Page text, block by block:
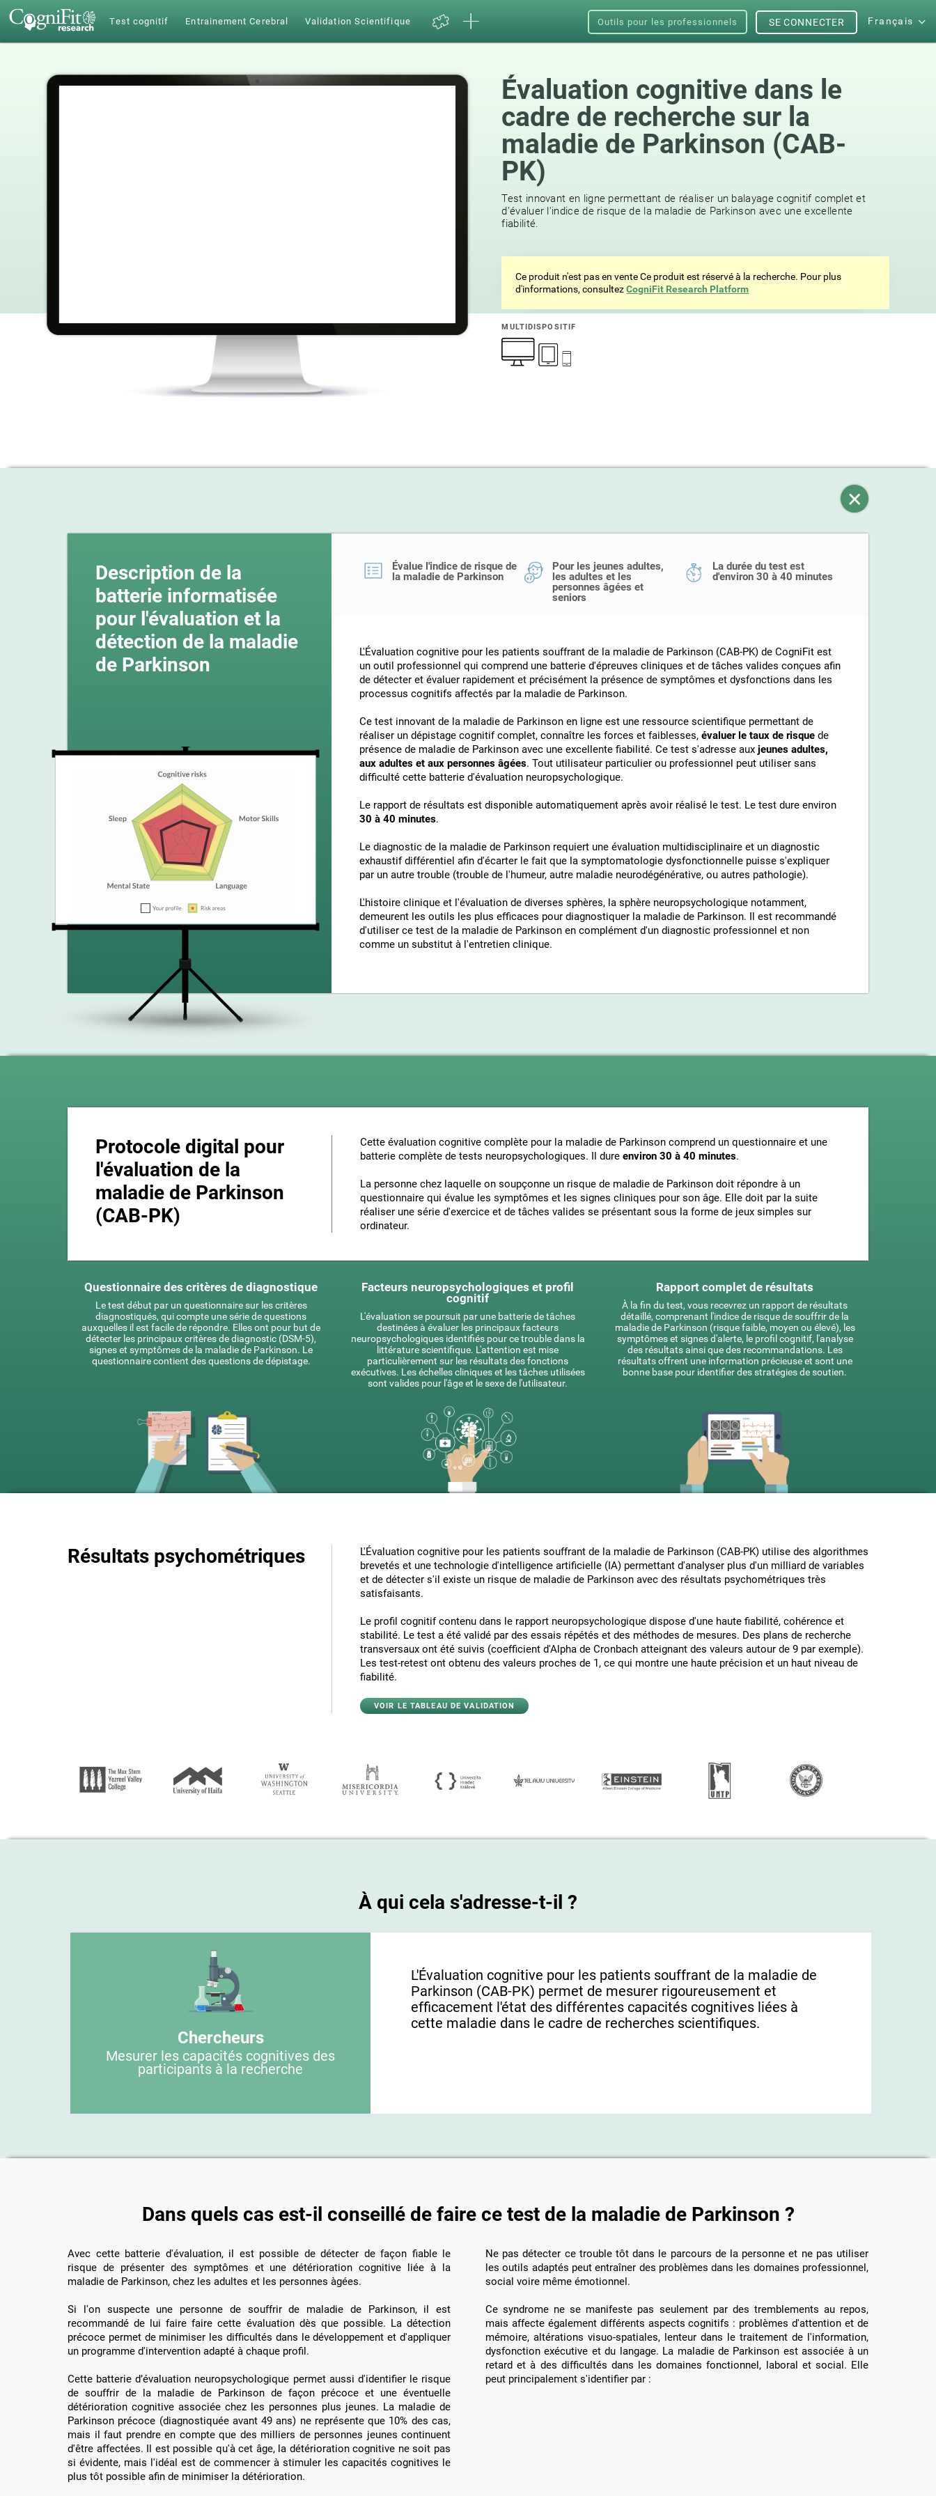
Test cognitif Entrainement Cerebral Validation Scientifique Outils pour les professionnels Français
SE CONNECTER
Évaluation cognitive dans le
cadre de recherche sur la
maladie de Parkinson (CAB-
PK)
Test innovant en ligne permettant de réaliser un balayage cognitif complet et
d'évaluer l'indice de risque de la maladie de Parkinson avec une excellente
fiabilité.
Ce produit n'est pas en vente Ce produit est réservé à la recherche. Pour plus
d'informations, consultezCogniFit Research Platform
MULTIDISPOSITIF
Description de la
batterie informatisée
pour l'évaluation et la
détection de la maladie
de Parkinson
Évalue l'indice de risque de
la maladie de Parkinson
Pour les jeunes adultes,
les adultes et les
personnes âgées et
seniors
La durée du test est
d'environ 30 à 40 minutes
L'Évaluation cognitive pour les patients souffrant de la maladie de Parkinson (CAB-PK) de CogniFit est
un outil professionnel qui comprend une batterie d'épreuves cliniques et de tâches valides conçues afin
de détecter et évaluer rapidement et précisément la présence de symptômes et dysfonctions dans les
processus cognitifs affectés par la maladie de Parkinson.
Ce test innovant de la maladie de Parkinson en ligne est une ressource scientifique permettant de
réaliser un dépistage cognitif complet, connaître les forces et faiblesses, évaluer le taux de risque de
présence de maladie de Parkinson avec une excellente fiabilité. Ce test s'adresse aux jeunes adultes,
aux adultes et aux personnes âgées. Tout utilisateur particulier ou professionnel peut utiliser sans
difficulté cette batterie d'évaluation neuropsychologique.
Le rapport de résultats est disponible automatiquement après avoir réalisé le test. Le test dure environ
30 à 40 minutes.
Le diagnostic de la maladie de Parkinson requiert une évaluation multidisciplinaire et un diagnostic
exhaustif différentiel afin d'écarter le fait que la symptomatologie dysfonctionnelle puisse s'expliquer
par un autre trouble (trouble de l'humeur, autre maladie neurodégénérative, ou autres pathologie).
L'histoire clinique et l'évaluation de diverses sphères, la sphère neuropsychologique notamment,
demeurent les outils les plus efficaces pour diagnostiquer la maladie de Parkinson. Il est recommandé
d'utiliser ce test de la maladie de Parkinson en complément d'un diagnostic professionnel et non
comme un substitut à l'entretien clinique.
Protocole digital pour
l'évaluation de la
maladie de Parkinson
(CAB-PK)
Cette évaluation cognitive complète pour la maladie de Parkinson comprend un questionnaire et une
batterie complète de tests neuropsychologiques. Il dure environ 30 à 40 minutes.
La personne chez laquelle on soupçonne un risque de maladie de Parkinson doit répondre à un
questionnaire qui évalue les symptômes et les signes cliniques pour son âge. Elle doit par la suite
réaliser une série d'exercice et de tâches valides se présentant sous la forme de jeux simples sur
ordinateur.
Questionnaire des critères de diagnostique
Le test début par un questionnaire sur les critères
diagnostiqués, qui compte une série de questions
auxquelles il est facile de répondre. Elles ont pour but de
détecter les principaux critères de diagnostic (DSM-5),
signes et symptômes de la maladie de Parkinson. Le
questionnaire contient des questions de dépistage.
Facteurs neuropsychologiques et profil
cognitif
L'évaluation se poursuit par une batterie de tâches
destinées à évaluer les principaux facteurs
neuropsychologiques identifiés pour ce trouble dans la
littérature scientifique. L'attention est mise
particulièrement sur les résultats des fonctions
exécutives. Les échelles cliniques et les tâches utilisées
sont valides pour l'âge et le sexe de l'utilisateur.
Rapport complet de résultats
À la fin du test, vous recevrez un rapport de résultats
détaillé, comprenant l'indice de risque de souffrir de la
maladie de Parkinson (risque faible, moyen ou élevé), les
symptômes et signes d'alerte, le profil cognitif, l'analyse
des résultats ainsi que des recommandations. Les
résultats offrent une information précieuse et sont une
bonne base pour identifier des stratégies de soutien.
Résultats psychométriques
L'Évaluation cognitive pour les patients souffrant de la maladie de Parkinson (CAB-PK) utilise des algorithmes
brevetés et une technologie d'intelligence artificielle (IA) permettant d'analyser plus d'un milliard de variables
et de détecter s'il existe un risque de maladie de Parkinson avec des résultats psychométriques très
satisfaisants.
Le profil cognitif contenu dans le rapport neuropsychologique dispose d'une haute fiabilité, cohérence et
stabilité. Le test a été validé par des essais répétés et des méthodes de mesures. Des plans de recherche
transversaux ont été suivis (coefficient d'Alpha de Cronbach atteignant des valeurs autour de 9 par exemple).
Les test-retest ont obtenu des valeurs proches de 1, ce qui montre une haute précision et un haut niveau de
fiabilité.
VOIR LE TABLEAU DE VALIDATION
À qui cela s'adresse-t-il ?
Chercheurs
Mesurer les capacités cognitives des
participants à la recherche
L'Évaluation cognitive pour les patients souffrant de la maladie de
Parkinson (CAB-PK) permet de mesurer rigoureusement et
efficacement l'état des différentes capacités cognitives liées à
cette maladie dans le cadre de recherches scientifiques.
Dans quels cas est-il conseillé de faire ce test de la maladie de Parkinson ?
Avec cette batterie d'évaluation, il est possible de détecter de façon fiable le
risque de présenter des symptômes et une détérioration cognitive liée à la
maladie de Parkinson, chez les adultes et les personnes àgées.
Si l'on suspecte une personne de souffrir de maladie de Parkinson, il est
recommandé de lui faire faire cette évaluation dès que possible. La détection
précoce permet de minimiser les difficultés dans le développement et d'appliquer
un programme d'intervention adapté à chaque profil.
Cette batterie d’évaluation neuropsychologique permet aussi d'identifier le risque
de souffrir de la maladie de Parkinson de façon précoce et une éventuelle
détérioration cognitive associée chez les personnes plus jeunes. La maladie de
Parkinson précoce (diagnostiquée avant 49 ans) ne représente que 10% des cas,
mais il faut prendre en compte que des milliers de personnes jeunes continuent
d'être affectées. Il est possible qu'à cet âge, la détérioration cognitive ne soit pas
si évidente, mais l'idéal est de commencer à stimuler les capacités cognitives le
plus tôt possible afin de minimiser la détérioration.
Ne pas détecter ce trouble tôt dans le parcours de la personne et ne pas utiliser
les outils adaptés peut entraîner des problèmes dans les domaines professionnel,
social voire même émotionnel.
Ce syndrome ne se manifeste pas seulement par des tremblements au repos,
mais affecte également différents aspects cognitifs : problèmes d'attention et de
mémoire, altérations visuo-spatiales, lenteur dans le traitement de l'information,
dysfonction exécutive et du langage. La maladie de Parkinson est associée à un
retard et à des difficultés dans les domaines fonctionnel, laboral et social. Elle
peut principalement s'identifier par :